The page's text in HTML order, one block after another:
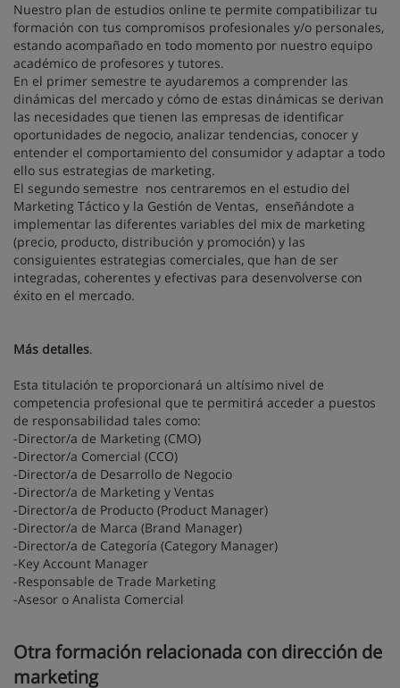
Nuestro plan de estudios online te permite compatibilizar tu
formación con tus compromisos profesionales y/o personales,
estando acompañado en todo momento por nuestro equipo
académico de profesores y tutores.
En el primer semestre te ayudaremos a comprender las
dinámicas del mercado y cómo de estas dinámicas se derivan
las necesidades que tienen las empresas de identificar
oportunidades de negocio, analizar tendencias, conocer y
entender el comportamiento del consumidor y adaptar a todo
ello sus estrategias de marketing.
El segundo semestre nos centraremos en el estudio del
Marketing Táctico y la Gestión de Ventas, enseñándote a
implementar las diferentes variables del mix de marketing
(precio, producto, distribución y promoción) y las
consiguientes estrategias comerciales, que han de ser
integradas, coherentes y efectivas para desenvolverse con
éxito en el mercado.
Más detalles.
Esta titulación te proporcionará un altísimo nivel de
competencia profesional que te permitirá acceder a puestos
de responsabilidad tales como:
-Director/a de Marketing (CMO)
-Director/a Comercial (CCO)
-Director/a de Desarrollo de Negocio
-Director/a de Marketing y Ventas
-Director/a de Producto (Product Manager)
-Director/a de Marca (Brand Manager)
-Director/a de Categoría (Category Manager)
-Key Account Manager
-Responsable de Trade Marketing
-Asesor o Analista Comercial
Otra formación relacionada con dirección de
marketing